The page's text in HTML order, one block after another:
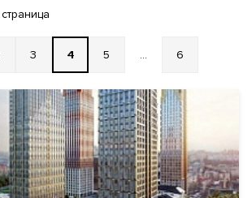
3 4 5 ... 6